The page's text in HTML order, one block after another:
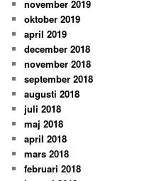
november 2019
oktober 2019
april 2019
december 2018
november 2018
september 2018
augusti 2018
juli 2018
maj 2018
april 2018
mars 2018
februari 2018